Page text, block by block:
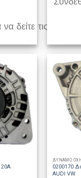
δείτε τις τιμές
ΔΥΝΑΜΟ
0200170
AUDI VW